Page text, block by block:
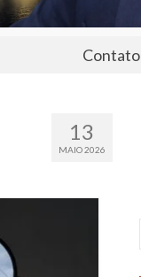
Contato
13
MAIO 2026